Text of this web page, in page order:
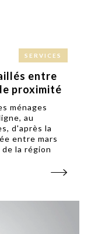
SERVICES
entre
proximité
ménages
au
d'après la
entre mars
la région